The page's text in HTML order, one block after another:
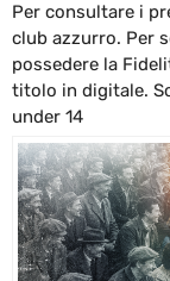
Per consultare i
club azzurro. Per
possedere la
titolo in digitale.
under 14